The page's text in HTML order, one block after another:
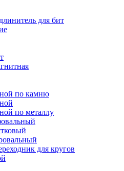
для бит
по камню
по металлу
для кругов